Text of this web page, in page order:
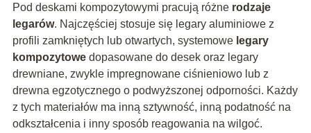
Pod deskami kompozytowymi pracują różne rodzaje
legarów. Najczęściej stosuje się legary aluminiowe z
profili zamkniętych lub otwartych, systemowe legary
kompozytowedopasowane do desek oraz legary
drewniane, zwykle impregnowane ciśnieniowo lub z
drewna egzotycznego o podwyższonej odporności. Każdy
z tych materiałów ma inną sztywność, inną podatność na
odkształcenia i inny sposób reagowania na wilgoć.